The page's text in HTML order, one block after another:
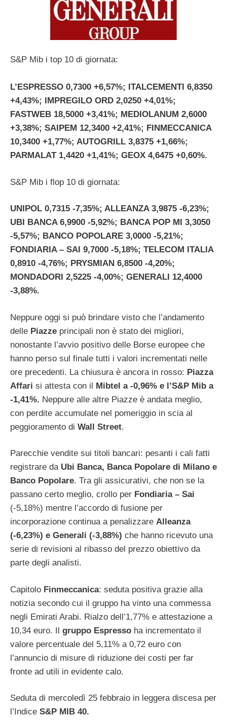
S&P Mib i top 10 di giornata:
L’ESPRESSO 0,7300 +6,57%; ITALCEMENTI 6,8350
+4,43%; IMPREGILO ORD 2,0250 +4,01%;
FASTWEB 18,5000 +3,41%; MEDIOLANUM 2,6000
+3,38%; SAIPEM 12,3400 +2,41%; FINMECCANICA
10,3400 +1,77%; AUTOGRILL 3,8375 +1,66%;
PARMALAT 1,4420 +1,41%; GEOX 4,6475 +0,60%.
S&P Mib i flop 10 di giornata:
UNIPOL 0,7315 -7,35%; ALLEANZA 3,9875 -6,23%;
UBI BANCA 6,9900 -5,92%; BANCA POP MI 3,3050
-5,57%; BANCO POPOLARE 3,0000 -5,21%;
FONDIARIA – SAI 9,7000 -5,18%; TELECOM ITALIA
0,8910 -4,76%; PRYSMIAN 6,8500 -4,20%;
MONDADORI 2,5225 -4,00%; GENERALI 12,4000
-3,88%.
Neppure oggi si può brindare visto che l’andamento
delle Piazze principali non è stato dei migliori,
nonostante l’avvio positivo delle Borse europee che
hanno perso sul finale tutti i valori incrementati nelle
ore precedenti. La chiusura è ancora in rosso: Piazza
Affari si attesta con il Mibtel a -0,96% e l’S&P Mib a
-1,41%. Neppure alle altre Piazze è andata meglio,
con perdite accumulate nel pomeriggio in scia al
peggioramento di Wall Street.
Parecchie vendite sui titoli bancari: pesanti i cali fatti
registrare da Ubi Banca, Banca Popolare di Milano e
Banco Popolare. Tra gli assicurativi, che non se la
passano certo meglio, crollo per Fondiaria – Sai
(-5,18%) mentre l’accordo di fusione per
incorporazione continua a penalizzare Alleanza
(-6,23%) e Generali (-3,88%) che hanno ricevuto una
serie di revisioni al ribasso del prezzo obiettivo da
parte degli analisti.
Capitolo Finmeccanica: seduta positiva grazie alla
notizia secondo cui il gruppo ha vinto una commessa
negli Emirati Arabi. Rialzo dell’1,77% e attestazione a
10,34 euro. Il gruppo Espresso ha incrementato il
valore percentuale del 5,11% a 0,72 euro con
l’annuncio di misure di riduzione dei costi per far
fronte ad utili in evidente calo.
Seduta di mercoledì 25 febbraio in leggera discesa per
l’Indice S&P MIB 40.